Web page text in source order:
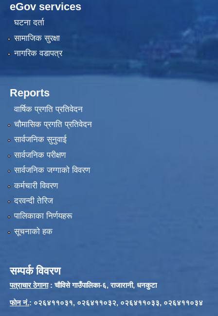
eGov services
घटना दर्ता
सामाजिक सुरक्षा
नागरिक वडापत्र
Reports
वार्षिक प्रगति प्रतिवेदन
चौमासिक प्रगति प्रतिवेदन
सार्वजनिक सुनुवाई
सार्वजनिक परीक्षण
सार्वजनिक जग्गाको विवरण
कर्मचारी विवरण
दरवन्दी तेरिज
पालिकाका निर्णयहरू
सूचनाको हक
सम्पर्क विवरण
पत्राचार ठेगाना: चौविसे गाउँपालिका-६, राजारानी, धनकुटा
फाेन नं.: ०२६४११०३१, ०२६४११०३२, ०२६४११०३३, ०२६४११०३४